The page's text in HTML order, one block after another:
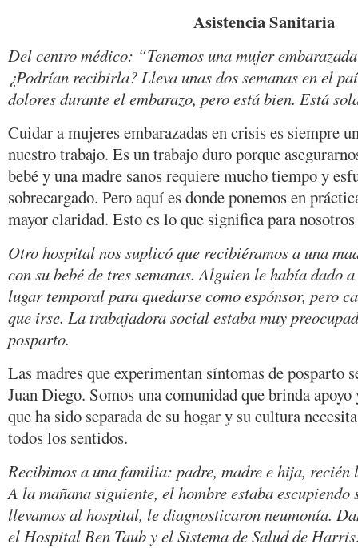
Asistencia Sanitaria
Del centro médico: “Tenemos una mujer
¿Podrían recibirla? Lleva unas dos semanas en el
dolores durante el embarazo, pero está bien. Está
Cuidar a mujeres embarazadas en crisis es siempre
nuestro trabajo. Es un trabajo duro porque
bebé y una madre sanos requiere mucho tiempo y
sobrecargado. Pero aquí es donde ponemos en
mayor claridad. Esto es lo que significa para
Otro hospital nos suplicó que recibiéramos a una
con su bebé de tres semanas. Alguien le había dado
lugar temporal para quedarse como espónsor, pero
que irse. La trabajadora social estaba muy
posparto.
Las madres que experimentan síntomas de posparto
Juan Diego. Somos una comunidad que brinda
que ha sido separada de su hogar y su cultura
todos los sentidos.
Recibimos a una familia: padre, madre e hija, recién
A la mañana siguiente, el hombre estaba escupiendo
llevamos al hospital, le diagnosticaron neumonía.
el Hospital Ben Taub y el Sistema de Salud de Harris